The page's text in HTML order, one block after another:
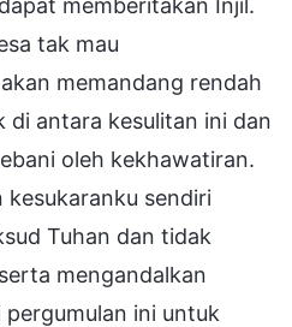
tak mau
memandang rendah
di antara kesulitan ini dan
oleh kekhawatiran.
kesukaranku sendiri
Tuhan dan tidak
mengandalkan
ini untuk